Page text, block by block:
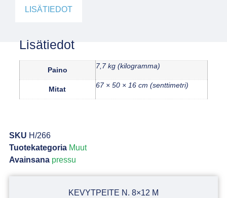
LISÄTIEDOT
Lisätiedot
Paino 7,7 kg (kilogramma)
Mitat 67 × 50 × 16 cm (senttimetri)
SKU H/266
Tuotekategoria Muut
Avainsana pressu
KEVYTPEITE N. 8×12 M